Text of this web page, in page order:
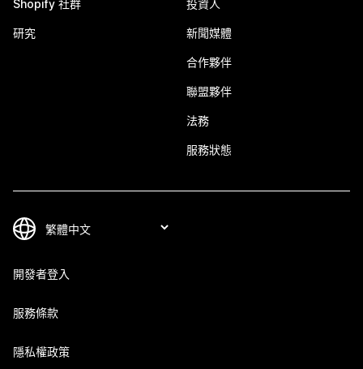
Shopify 社群
研究
投資人
新聞媒體
合作夥伴
聯盟夥伴
法務
服務狀態
開發者登入
服務條款
隱私權政策